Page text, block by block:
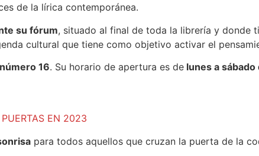
de la lírica contemporánea.
su fórum, situado al final de toda la librería y donde
cultural que tiene como objetivo activar el
16. Su horario de apertura es de lunes a
EN 2023
para todos aquellos que cruzan la puerta de la